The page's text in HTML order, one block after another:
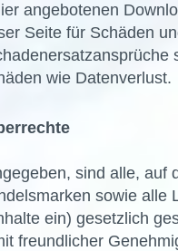
angebotenen
Seite für Schäden
wie Datenverlust.
sind alle, auf
sowie alle
ein) gesetzlich
freundlicher